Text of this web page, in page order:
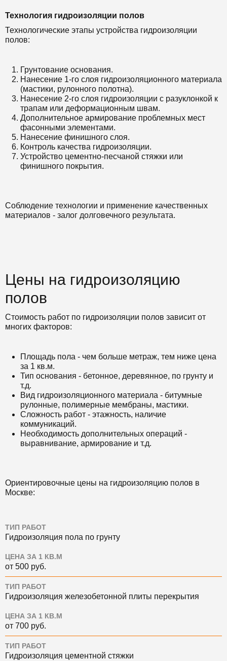
Технология гидроизоляции полов
Технологические этапы устройства гидроизоляции
полов:
Грунтование основания.
Нанесение 1-го слоя гидроизоляционного материала
(мастики, рулонного полотна).
Нанесение 2-го слоя гидроизоляции с разуклонкой к
трапам или деформационным швам.
Дополнительное армирование проблемных мест
фасонными элементами.
Нанесение финишного слоя.
Контроль качества гидроизоляции.
Устройство цементно-песчаной стяжки или
финишного покрытия.
Соблюдение технологии и применение качественных
материалов - залог долговечного результата.
Цены на гидроизоляцию
полов
Стоимость работ по гидроизоляции полов зависит от
многих факторов:
Площадь пола - чем больше метраж, тем ниже цена
за 1 кв.м.
Тип основания - бетонное, деревянное, по грунту и
т.д.
Вид гидроизоляционного материала - битумные
рулонные, полимерные мембраны, мастики.
Сложность работ - этажность, наличие
коммуникаций.
Необходимость дополнительных операций -
выравнивание, армирование и т.д.
Ориентировочные цены на гидроизоляцию полов в
Москве:
ТИП РАБОТ
Гидроизоляция пола по грунту
ЦЕНА ЗА 1 КВ.М
от 500 руб.
ТИП РАБОТ
Гидроизоляция железобетонной плиты перекрытия
ЦЕНА ЗА 1 КВ.М
от 700 руб.
ТИП РАБОТ
Гидроизоляция цементной стяжки